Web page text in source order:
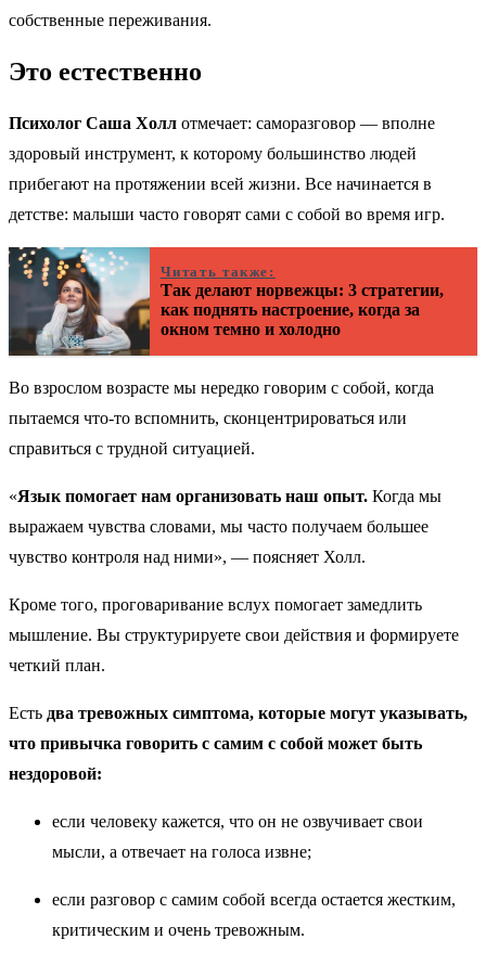
собственные переживания.
Это естественно
Психолог Саша Холл отмечает: саморазговор — вполне
здоровый инструмент, к которому большинство людей
прибегают на протяжении всей жизни. Все начинается в
детстве: малыши часто говорят сами с собой во время игр.
Читать также:
Так делают норвежцы: 3 стратегии,
как поднять настроение, когда за
окном темно и холодно
Во взрослом возрасте мы нередко говорим с собой, когда
пытаемся что-то вспомнить, сконцентрироваться или
справиться с трудной ситуацией.
«Язык помогает нам организовать наш опыт. Когда мы
выражаем чувства словами, мы часто получаем большее
чувство контроля над ними», — поясняет Холл.
Кроме того, проговаривание вслух помогает замедлить
мышление. Вы структурируете свои действия и формируете
четкий план.
Есть два тревожных симптома, которые могут указывать,
что привычка говорить с самим с собой может быть
нездоровой:
если человеку кажется, что он не озвучивает свои
мысли, а отвечает на голоса извне;
если разговор с самим собой всегда остается жестким,
критическим и очень тревожным.